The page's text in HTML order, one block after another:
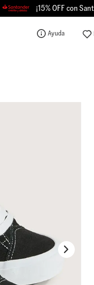
¡15% OFF con Santander!
Ayuda